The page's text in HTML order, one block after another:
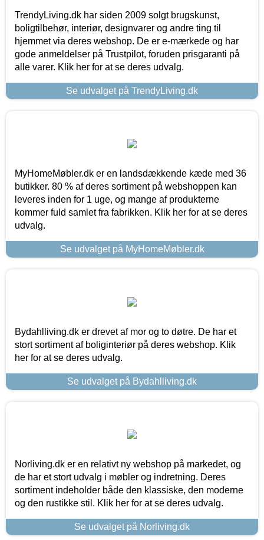
TrendyLiving.dk har siden 2009 solgt brugskunst,
boligtilbehør, interiør, designvarer og andre ting til
hjemmet via deres webshop. De er e-mærkede og har
gode anmeldelser på Trustpilot, foruden prisgaranti på
alle varer. Klik her for at se deres udvalg.
Se udvalget på TrendyLiving.dk
MyHomeMøbler.dk er en landsdækkende kæde med 36
butikker. 80 % af deres sortiment på webshoppen kan
leveres inden for 1 uge, og mange af produkterne
kommer fuld samlet fra fabrikken. Klik her for at se deres
udvalg.
Se udvalget på MyHomeMøbler.dk
Bydahlliving.dk er drevet af mor og to døtre. De har et
stort sortiment af boliginteriør på deres webshop. Klik
her for at se deres udvalg.
Se udvalget på Bydahlliving.dk
Norliving.dk er en relativt ny webshop på markedet, og
de har et stort udvalg i møbler og indretning. Deres
sortiment indeholder både den klassiske, den moderne
og den rustikke stil. Klik her for at se deres udvalg.
Se udvalget på Norliving.dk